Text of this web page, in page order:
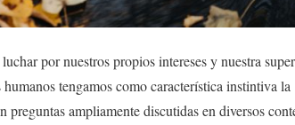
por nuestros propios intereses y nuestra
tengamos como característica instintiva la
preguntas ampliamente discutidas en diversos